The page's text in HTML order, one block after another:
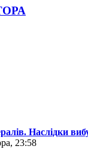
Наслідки
23:58